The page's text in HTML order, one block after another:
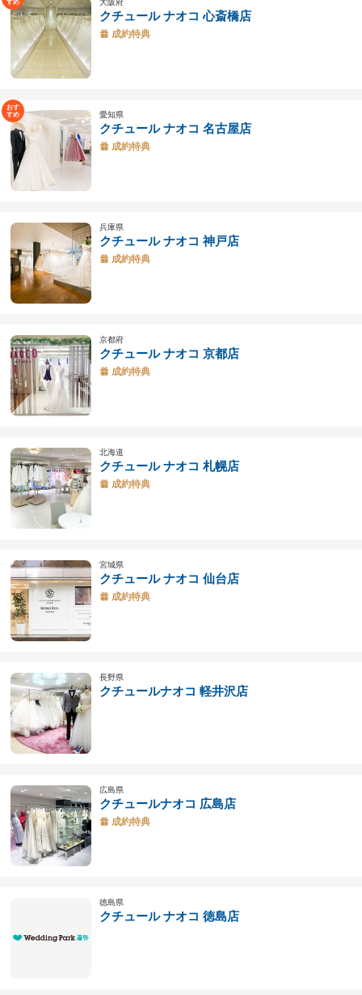
大阪府
クチュール ナオコ 心斎橋店
成約特典
愛知県
クチュール ナオコ 名古屋店
成約特典
兵庫県
クチュール ナオコ 神戸店
成約特典
京都府
クチュール ナオコ 京都店
成約特典
北海道
クチュール ナオコ 札幌店
成約特典
宮城県
クチュール ナオコ 仙台店
成約特典
長野県
クチュールナオコ 軽井沢店
広島県
クチュールナオコ 広島店
成約特典
徳島県
クチュール ナオコ 徳島店